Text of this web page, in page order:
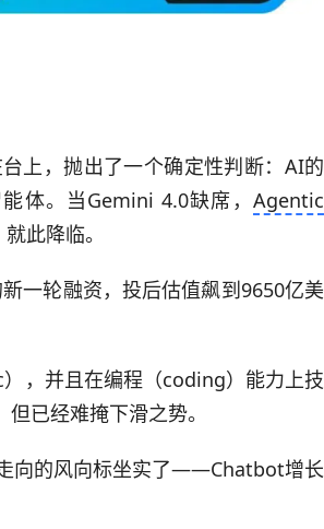
上，抛出了一个确定性判断：AI的
体。当Gemini 4.0缺席， Agentic
此降临。
一轮融资，投后估值飙到9650亿美
，并且在编程（coding）能力上技
已经难掩下滑之势。
向的风向标坐实了——Chatbot增长